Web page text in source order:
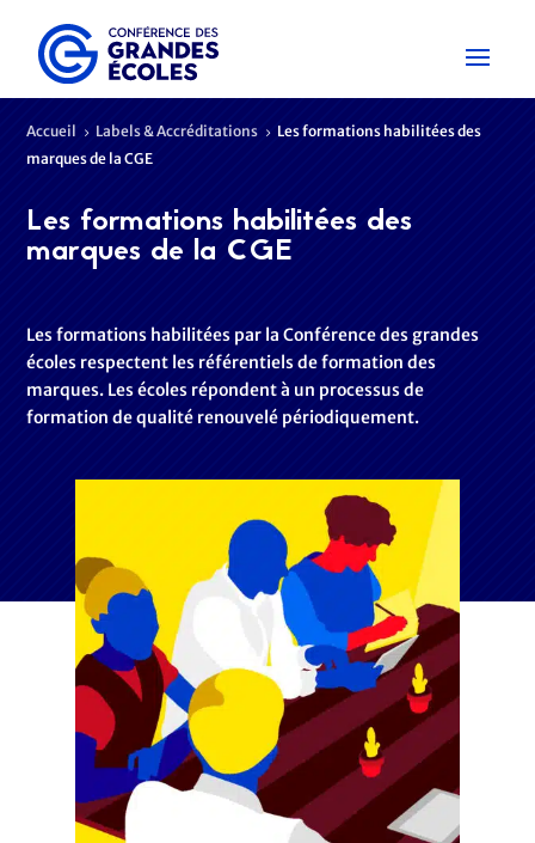
Accueil 5 Labels & Accréditations 5 Les formations habilitées des
marques de la CGE
Les formations habilitées des
marques de la CGE
Les formations habilitées par la Conférence des grandes
écoles respectent les référentiels de formation des
marques. Les écoles répondent à un processus de
formation de qualité renouvelé périodiquement.